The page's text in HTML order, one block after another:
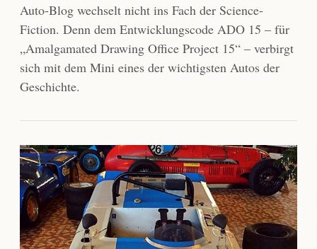
Auto-Blog wechselt nicht ins Fach der Science-
Fiction. Denn dem Entwicklungscode ADO 15 – für
„Amalgamated Drawing Office Project 15“ – verbirgt
sich mit dem Mini eines der wichtigsten Autos der
Geschichte.